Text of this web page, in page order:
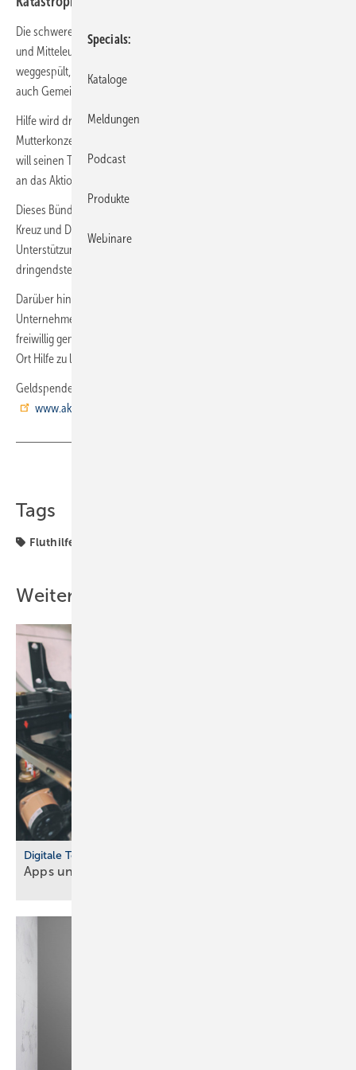
Die schweren Unwetter und Überschwemmungen in Deutschland
und Mitteleuropa haben viele Todesopfer gefordert, Straßen
weggespült, Häuser und Infrastruktur zerstört und viele Familien und
auch Gemeinden in den finanziellen Ruin gestürzt.
Hilfe wird dringend benötigt. Das Unternehmen IMI plc – der
Mutterkonzern von IMI Hydronic Engineering Deutschland GmbH –
will seinen Teil dazu beitragen und hat eine fünfstellige Geldspende
an das Aktionsbündnis Katastrophenhilfe überwiesen.
Dieses Bündnis aus Unicef, Caritas international, Deutsches rotes
Kreuz und Diakonie Katastrophenhilfe stellt sicher, dass die
Unterstützung bei den Familien und Gemeinden ankommt, die sie am
dringendsten benötig.
Darüber hinaus haben sich Mitarbeiter aller drei Divisionen des
Unternehmens persönlich für Ihre Gemeinden engagiert und sich
freiwillig gemeldet, um unter den äußerst schwierigen Umständen vor
Ort Hilfe zu leisten.
Geldspenden für die Flutopfer sind möglich über
www.aktionsbuendnis-katastrophenhilfe.de
Tags
Fluthilfe
Weitere Inhalte
Digitale Tools
Apps und Soft­ware für Hand­werker und
Specials
Kataloge
Meldungen
Podcast
Produkte
Webinare